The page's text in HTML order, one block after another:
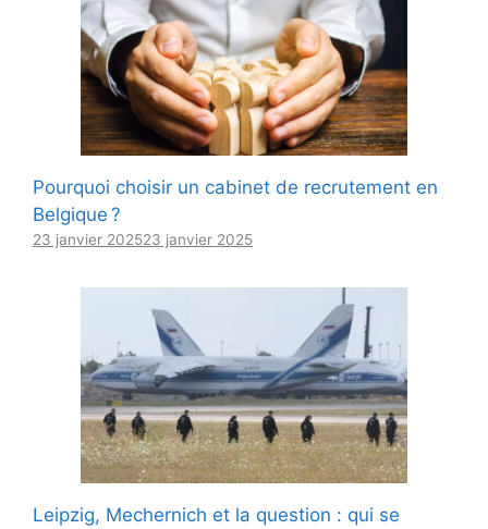
Pourquoi choisir un cabinet de recrutement en
Belgique ?
23 janvier 202523 janvier 2025
Leipzig, Mechernich et la question : qui se